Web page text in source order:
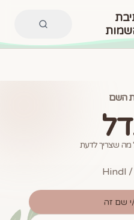
השם
מה שצריך לדעת
Hindl
שם זה